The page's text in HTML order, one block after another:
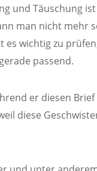
und Täuschung ist
man nicht mehr
es wichtig zu
passend.
er diesen Brief
diese